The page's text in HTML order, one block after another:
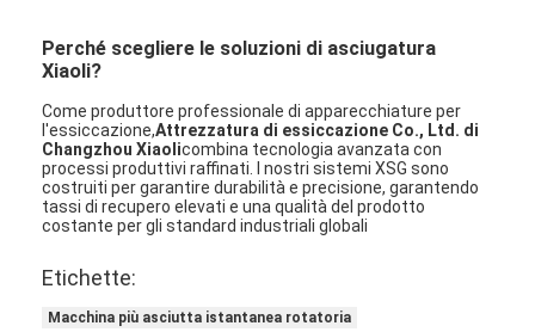
Perché scegliere le soluzioni di asciugatura
Xiaoli?
Come produttore professionale di apparecchiature per
l'essiccazione,Attrezzatura di essiccazione Co., Ltd. di
Changzhou Xiaolicombina tecnologia avanzata con
processi produttivi raffinati. I nostri sistemi XSG sono
costruiti per garantire durabilità e precisione, garantendo
tassi di recupero elevati e una qualità del prodotto
costante per gli standard industriali globali
Etichette:
Macchina più asciutta istantanea rotatoria